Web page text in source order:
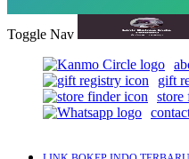
Toggle Nav
gift
store